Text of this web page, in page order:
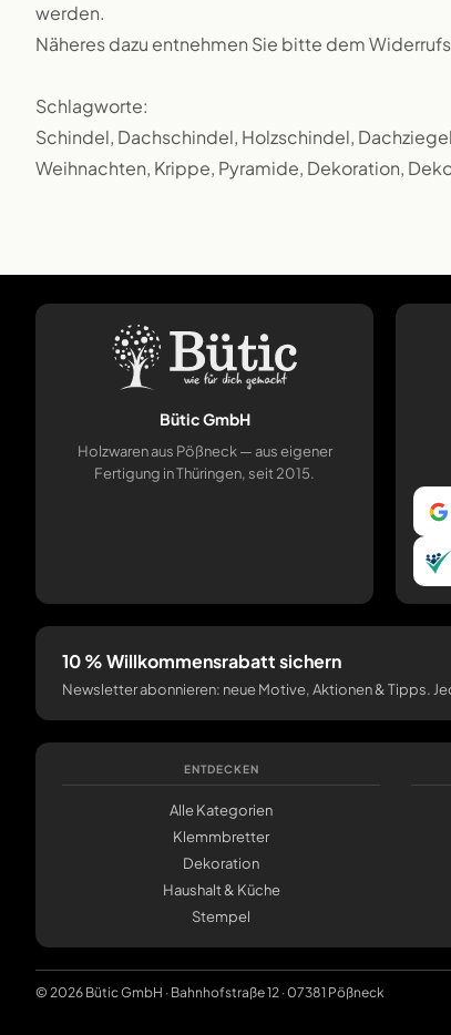
werden.
Näheres dazu entnehmen Sie bitte dem
Schlagworte:
Schindel, Dachschindel, Holzschindel,
Weihnachten, Krippe, Pyramide, Dekoration,
Bütic GmbH
Holzwaren aus Pößneck — aus eigener
Fertigung in Thüringen, seit 2015.
10 % Willkommensrabatt sichern
Newsletter abonnieren: neue Motive, Aktionen & Tipps.
ENTDECKEN
Alle Kategorien
Klemmbretter
Dekoration
Haushalt & Küche
Stempel
© 2026 Bütic GmbH · Bahnhofstraße 12 · 07381 Pößneck